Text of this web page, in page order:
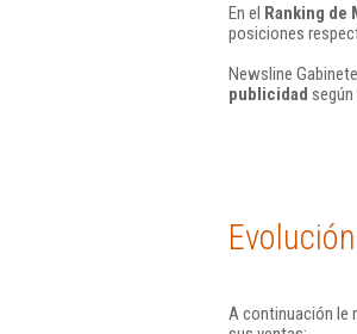
En el Ranking de
posiciones
Newsline
publicidad
A continuación le